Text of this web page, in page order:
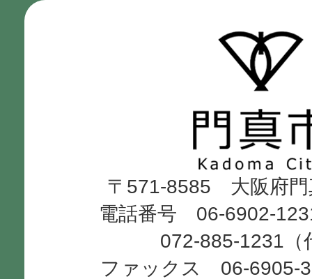
市
Kadoma
City
〒571-8585 大阪府門
電話番号 06-6902-
072-885-1231（
ファックス 06-6905-